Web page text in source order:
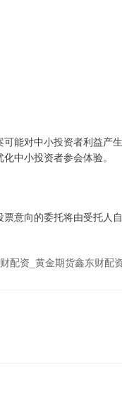
能对中小投资者利益产
中小投资者参会体验。
意向的委托将由受托人
配资_黄金期货鑫东财配